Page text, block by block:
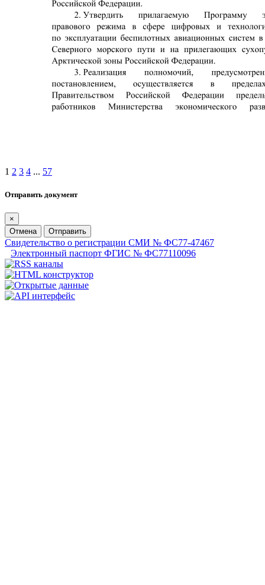
1 2 3 4 ... 57
Отправить документ
×
Отмена
Отправить
Свидетельство о регистрации СМИ № ФС77-47467
Электронный паспорт ФГИС № ФС77110096